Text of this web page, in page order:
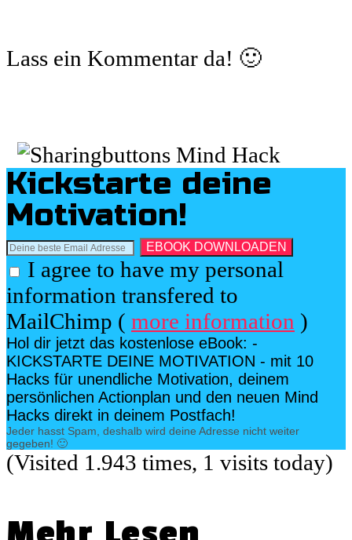
Lass ein Kommentar da! 🙂
Kickstarte deine
Motivation!
I agree to have my personal
information transfered to
MailChimp ( more information )
Hol dir jetzt das kostenlose eBook: -
KICKSTARTE DEINE MOTIVATION - mit 10
Hacks für unendliche Motivation, deinem
persönlichen Actionplan und den neuen Mind
Hacks direkt in deinem Postfach!
Jeder hasst Spam, deshalb wird deine Adresse nicht weiter
gegeben! 🙂
(Visited 1.943 times, 1 visits today)